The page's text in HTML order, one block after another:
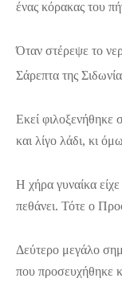
ένας κόρακας του
Όταν στέρεψε το
Σάρεπτα της
Εκεί φιλοξενήθηκε
και λίγο λάδι, κι
Η χήρα γυναίκα
πεθάνει. Τότε ο
Δεύτερο μεγάλο
που προσευχήθηκε